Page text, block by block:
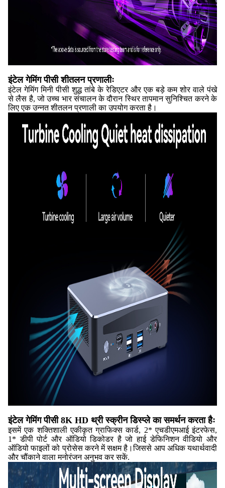
इंटेल गेमिंग पीसी शीतलन प्रणालीः
इंटेल गेमिंग मिनी पीसी शुद्ध तांबे के रेडिएटर और एक बड़े कम शोर वाले पंखे
से लैस है, जो उच्च भार संचालन के दौरान स्थिर तापमान सुनिश्चित करने के
लिए एक उन्नत शीतलन प्रणाली का उपयोग करता है।
इंटेल गेमिंग पीसी 8K HD थ्री स्क्रीन डिस्प्ले का समर्थन करता हैः
इसमें एक शक्तिशाली एकीकृत ग्राफिक्स कार्ड, 2* एचडीएमआई इंटरफेस,
1* डीपी पोर्ट और ऑडियो डिकोडर है जो हाई डेफिनिशन वीडियो और
ऑडियो फाइलों को प्रोसेस करने में सक्षम है।जिससे आप अधिक यथार्थवादी
और चौंकाने वाला मनोरंजन अनुभव कर सकें.